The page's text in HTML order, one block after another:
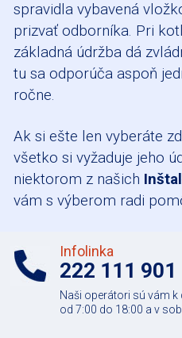
spravidla vybavená
prizvať odborníka. Pri
základná údržba dá
tu sa odporúča aspoň
ročne.
Ak si ešte len vyberáte
všetko si vyžaduje jeho
niektorom z našich
vám s výberom radi
Infolinka
222 111 901
Naši operátori sú vám
od 7:00 do 18:00 a v